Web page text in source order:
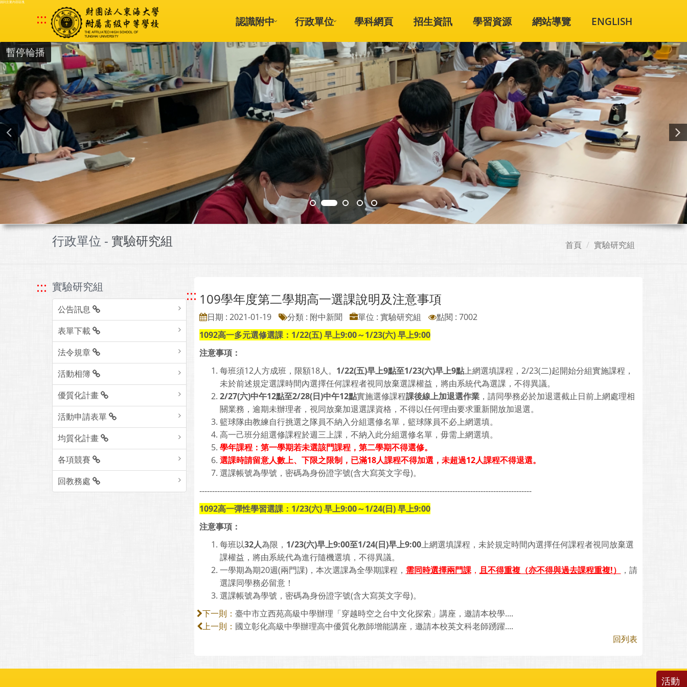
跳到主要內容區塊
::: 認識附中 行政單位 學科網頁 招生資訊 學習資源 網站導覽 ENGLISH
暫停輪播
行政單位 - 實驗研究組 首頁 實驗研究組
::: 實驗研究組
公告訊息
表單下載
法令規章
活動相簿
優質化計畫
活動申請表單
均質化計畫
各項競賽
回教務處
::: 109學年度第二學期高一選課說明及注意事項
日期 : 2021-01-19 分類 : 附中新聞 單位 : 實驗研究組
點閱 : 7002
1092高一多元選修選課：1/22(五) 早上9:00～1/23(六) 早上9:00
注意事項：
每班須12人方成班，限額18人。 1/22(五)早上9點至1/23(六)早上9點上網選填課程，2/23(二)起開始分組實施課程，
未於前述規定選課時間內選擇任何課程者視同放棄選課權益，將由系統代為選課，不得異議。
2/27(六)中午12點至2/28(日)中午12點實施選修課程課後線上加退選作業，請同學務必於加退選截止日前上網處理相
關業務，逾期未辦理者，視同放棄加退選課資格，不得以任何理由要求重新開放加退選。
籃球隊由教練自行挑選之隊員不納入分組選修名單，籃球隊員不必上網選填。
高一己班分組選修課程於週三上課，不納入此分組選修名單，毋需上網選填。
學年課程：第一學期若未選該門課程，第二學期不得選修。
選課時請留意人數上、下限之限制，已滿18人課程不得加選，未超過12人課程不得退選。
選課帳號為學號，密碼為身份證字號(含大寫英文字母)。
----------------------------------------------------------------------------------------------------------------------------------
1092高一彈性學習選課：1/23(六) 早上9:00～1/24(日) 早上9:00
注意事項：
每班以32人為限， 1/23(六)早上9:00至1/24(日)早上9:00上網選填課程，未於規定時間內選擇任何課程者視同放棄選
課權益，將由系統代為進行隨機選填，不得異議。
一學期為期20週(兩門課)，本次選課為全學期課程， 需同時選擇兩門課， 且不得重複（亦不得與過去課程重複!）
，請
選課同學務必留意！
選課帳號為學號，密碼為身份證字號(含大寫英文字母)。
下一則： 臺中市立西苑高級中學辦理「穿越時空之台中文化探索」講座，邀請本校學....
上一則： 國立彰化高級中學辦理高中優質化教師增能講座，邀請本校英文科老師踴躍....
回列表
活動